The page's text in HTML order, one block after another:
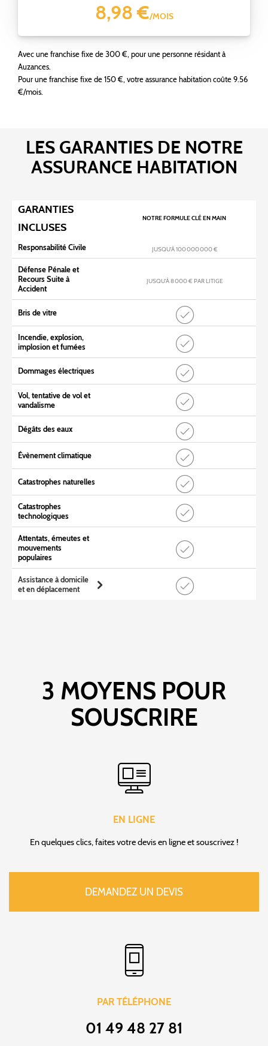
8,98 €/MOIS
Avec une franchise fixe de 300 €, pour une personne résidant à
Auzances.
Pour une franchise fixe de 150 €, votre assurance habitation coûte 9.56
€/mois.
LES GARANTIES DE NOTRE
ASSURANCE HABITATION
GARANTIES
INCLUSES
NOTRE FORMULE CLÉ EN MAIN
Responsabilité Civile JUSQU’À 100 000 000 €
Défense Pénale et
Recours Suite à
Accident
JUSQU’À 8 000 € PAR LITIGE
Bris de vitre
Incendie, explosion,
implosion et fumées
Dommages électriques
Vol, tentative de vol et
vandalisme
Dégâts des eaux
Évènement climatique
Catastrophes naturelles
Catastrophes
technologiques
Attentats, émeutes et
mouvements
populaires
Assistance à domicile
et en déplacement
3 MOYENS POUR
SOUSCRIRE
EN LIGNE
En quelques clics, faites votre devis en ligne et souscrivez !
DEMANDEZ UN DEVIS
PAR TÉLÉPHONE
01 49 48 27 81